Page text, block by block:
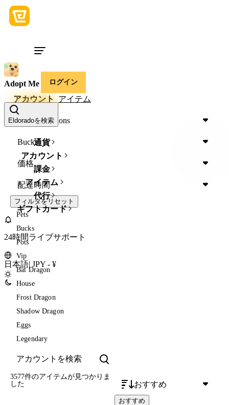
ログイン
Eldoradoを検索
通貨
アカウント
課金
アイテム
代行
ギフトカード
24時間ライブサポート
日本語| JPY - ¥
Adopt Me
アカウント
アイテム
Age-Up Potions
Bucks
価格
配達時間
フィルタをリセット
Pets
Bucks
Pots
Vip
Bat Dragon
House
Frost Dragon
Shadow Dragon
Eggs
Legendary
おすすめ
おすすめ
3577件のアイテムが見つかりま
した